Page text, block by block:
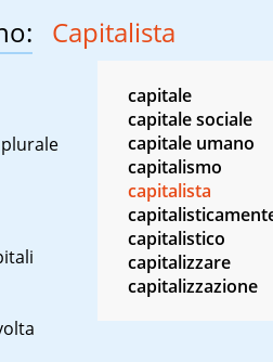
Capitalista
capitale
capitale sociale
capitale umano
capitalismo
capitalista
capitalistico
capitalizzare
capitalizzazione